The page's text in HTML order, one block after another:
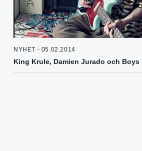
NYHET - 05.02.2014
King Krule, Damien Jurado och Boys